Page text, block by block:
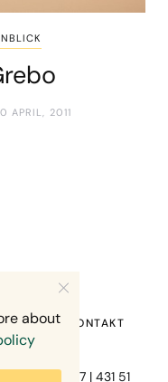
APRIL, 2011
407 | 431 51
MIG KONTAKT
about